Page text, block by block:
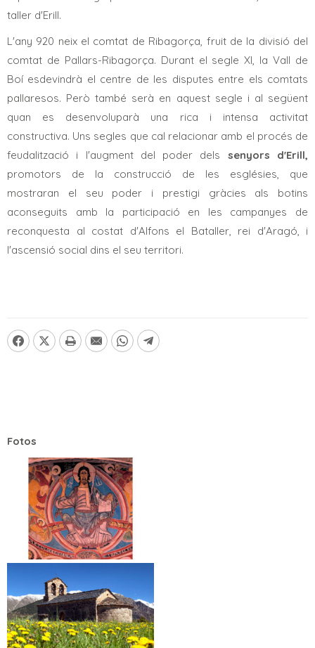
taller d'Erill.
L'any 920 neix el comtat de Ribagorça, fruit de la divisió del
comtat de Pallars-Ribagorça. Durant el segle XI, la Vall de
Boí esdevindrà el centre de les disputes entre els comtats
pallaresos. Però també serà en aquest segle i al següent
quan es desenvoluparà una rica i intensa activitat
constructiva. Uns segles que cal relacionar amb el procés de
feudalització i l'augment del poder dels senyors d'Erill,
promotors de la construcció de les esglésies, que
mostraran el seu poder i prestigi gràcies als botins
aconseguits amb la participació en les campanyes de
reconquesta al costat d'Alfons el Bataller, rei d'Aragó, i
l'ascensió social dins el seu territori.
Fotos